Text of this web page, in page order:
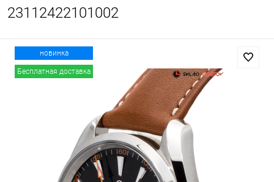
23112422101002
новинка
Бесплатная доставка